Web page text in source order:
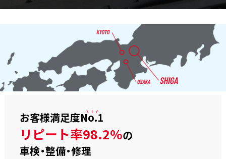
お客様満足度No.1
リピート率98.2%の
車検・整備・修理